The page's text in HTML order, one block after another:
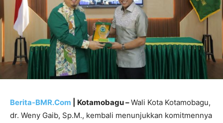
Berita-BMR.Com | Kotamobagu –Wali Kota Kotamobagu,
dr. Weny Gaib, Sp.M., kembali menunjukkan komitmennya